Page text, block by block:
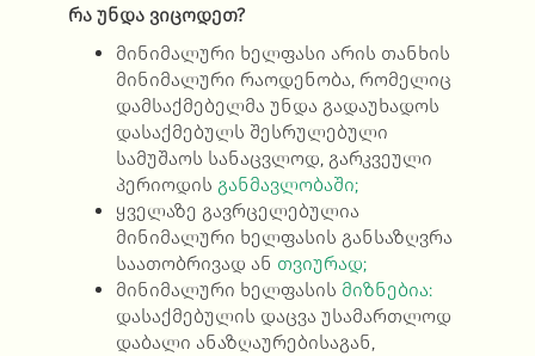
რა უნდა ვიცოდეთ?
მინიმალური ხელფასი არის თანხის
მინიმალური რაოდენობა, რომელიც
დამსაქმებელმა უნდა გადაუხადოს
დასაქმებულს შესრულებული
სამუშაოს სანაცვლოდ, გარკვეული
პერიოდის განმავლობაში;
ყველაზე გავრცელებულია
მინიმალური ხელფასის განსაზღვრა
საათობრივად ან თვიურად;
მინიმალური ხელფასის მიზნებია:
დასაქმებულის დაცვა უსამართლოდ
დაბალი ანაზღაურებისაგან,